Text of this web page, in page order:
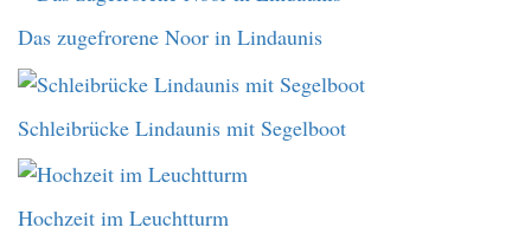
Das zugefrorene Noor in Lindaunis
Schleibrücke Lindaunis mit Segelboot
Hochzeit im Leuchtturm